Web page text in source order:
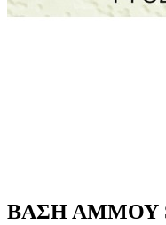
ΒΑΣΗ ΑΜΜΟΥ